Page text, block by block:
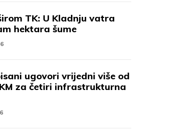
TK: U Kladnju vatra
hektara šume
ugovori vrijedni više od
za četiri infrastrukturna